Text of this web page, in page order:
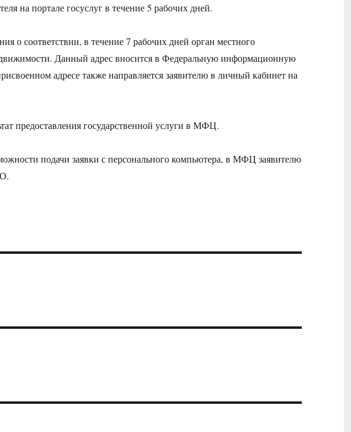
на портале госуслуг в течение 5 рабочих дней.
о соответствии, в течение 7 рабочих дней орган местного
Данный адрес вносится в Федеральную информационную
адресе также направляется заявителю в личный кабинет на
предоставления государственной услуги в МФЦ.
подачи заявки с персонального компьютера, в МФЦ заявителю